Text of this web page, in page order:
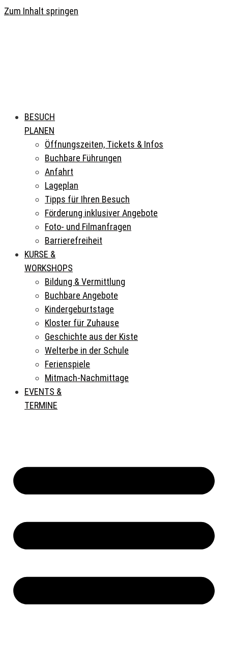
Zum Inhalt springen
BESUCH
PLANEN
Öffnungszeiten, Tickets & Infos
Buchbare Führungen
Anfahrt
Lageplan
Tipps für Ihren Besuch
Förderung inklusiver Angebote
Foto- und Filmanfragen
Barrierefreiheit
KURSE &
WORKSHOPS
Bildung & Vermittlung
Buchbare Angebote
Kindergeburtstage
Kloster für Zuhause
Geschichte aus der Kiste
Welterbe in der Schule
Ferienspiele
Mitmach-Nachmittage
EVENTS &
TERMINE